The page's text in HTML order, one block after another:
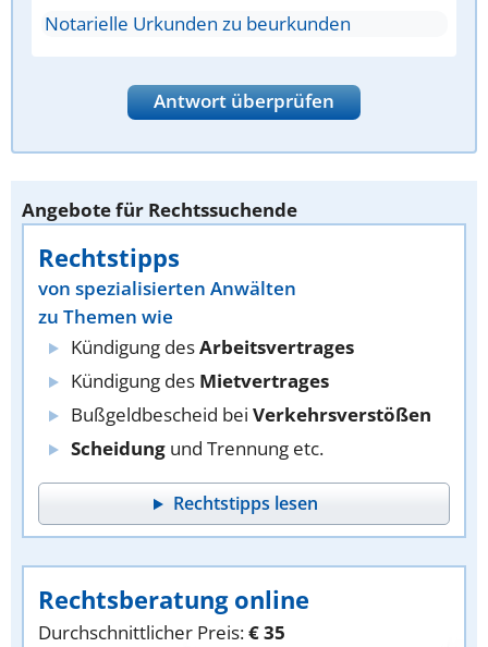
Notarielle Urkunden zu beurkunden
Antwort überprüfen
Angebote für Rechtssuchende
Rechtstipps
von spezialisierten Anwälten
zu Themen wie
Kündigung desArbeitsvertrages
Kündigung des Mietvertrages
Bußgeldbescheid bei Verkehrsverstößen
Scheidung und Trennung etc.
Rechtstipps lesen
Rechtsberatung online
Durchschnittlicher Preis:€ 35